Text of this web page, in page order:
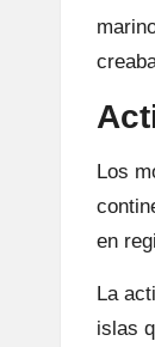
Los
en
La
islas